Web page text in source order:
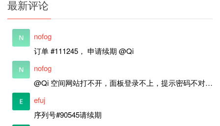
最新评论
nofog
订单 #111245， 申请续期 @Qi
nofog
@Qi 空间网站打不开，面板登录不上，提示密码不对，是故障吗？还是要续期？
efuj
序列号#90545请续期